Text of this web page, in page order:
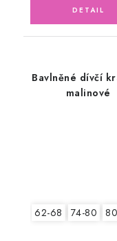
Bavlněné dívčí
malinové
62-68 74-80